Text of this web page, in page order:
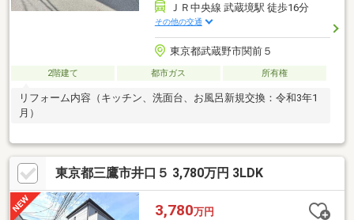
ＪＲ中央線 武蔵境駅 徒歩16分
その他の交通
東京都武蔵野市関前５
2階建て 都市ガス 所有権
リフォーム内容（キッチン、洗面台、お風呂新規交換：令和3年1
月）
東京都三鷹市井口５ 3,780万円 3LDK
3,780万円